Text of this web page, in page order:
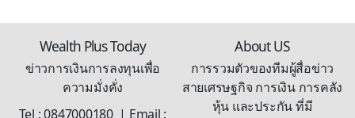
Wealth Plus Today
ข่าวการเงินการลงทุนเพื่อ
ความมั่งคั่ง
Tel : 0847000180 | Email :
About US
การรวมตัวของทีมผู้สื่อข่าว
สายเศรษฐกิจ การเงิน การคลัง
หุ้น และประกัน ที่มี